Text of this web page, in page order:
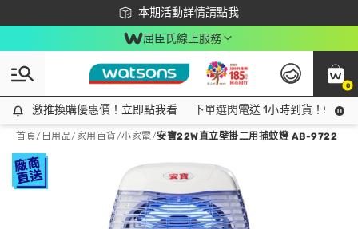
本期活動詳情請點我
下載app最高回饋$350
屈臣氏線上服務
0
激推換購優惠價！立即點我看
激推換購優惠價！立即點我看 下單選閃電送 1小時到貨！領神
首頁/ 日用品/ 家用百貨/小家電/安寶22W直立壁掛二用捕蚊燈 AB-9722